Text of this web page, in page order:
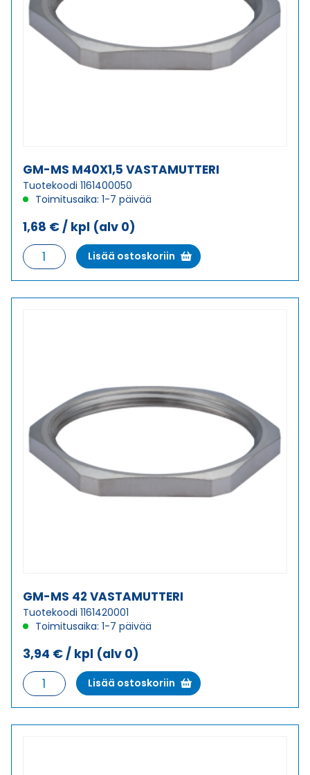
GM-MS M40X1,5 VASTAMUTTERI
Tuotekoodi 1161400050
Toimitusaika: 1-7 päivää
1,68 € / kpl (alv 0)
GM-
MS
M40X1,5
Lisää ostoskoriin
GM-MS 42 VASTAMUTTERI
Tuotekoodi 1161420001
Toimitusaika: 1-7 päivää
3,94 € / kpl (alv 0)
GM-
MS
42
Lisää ostoskoriin